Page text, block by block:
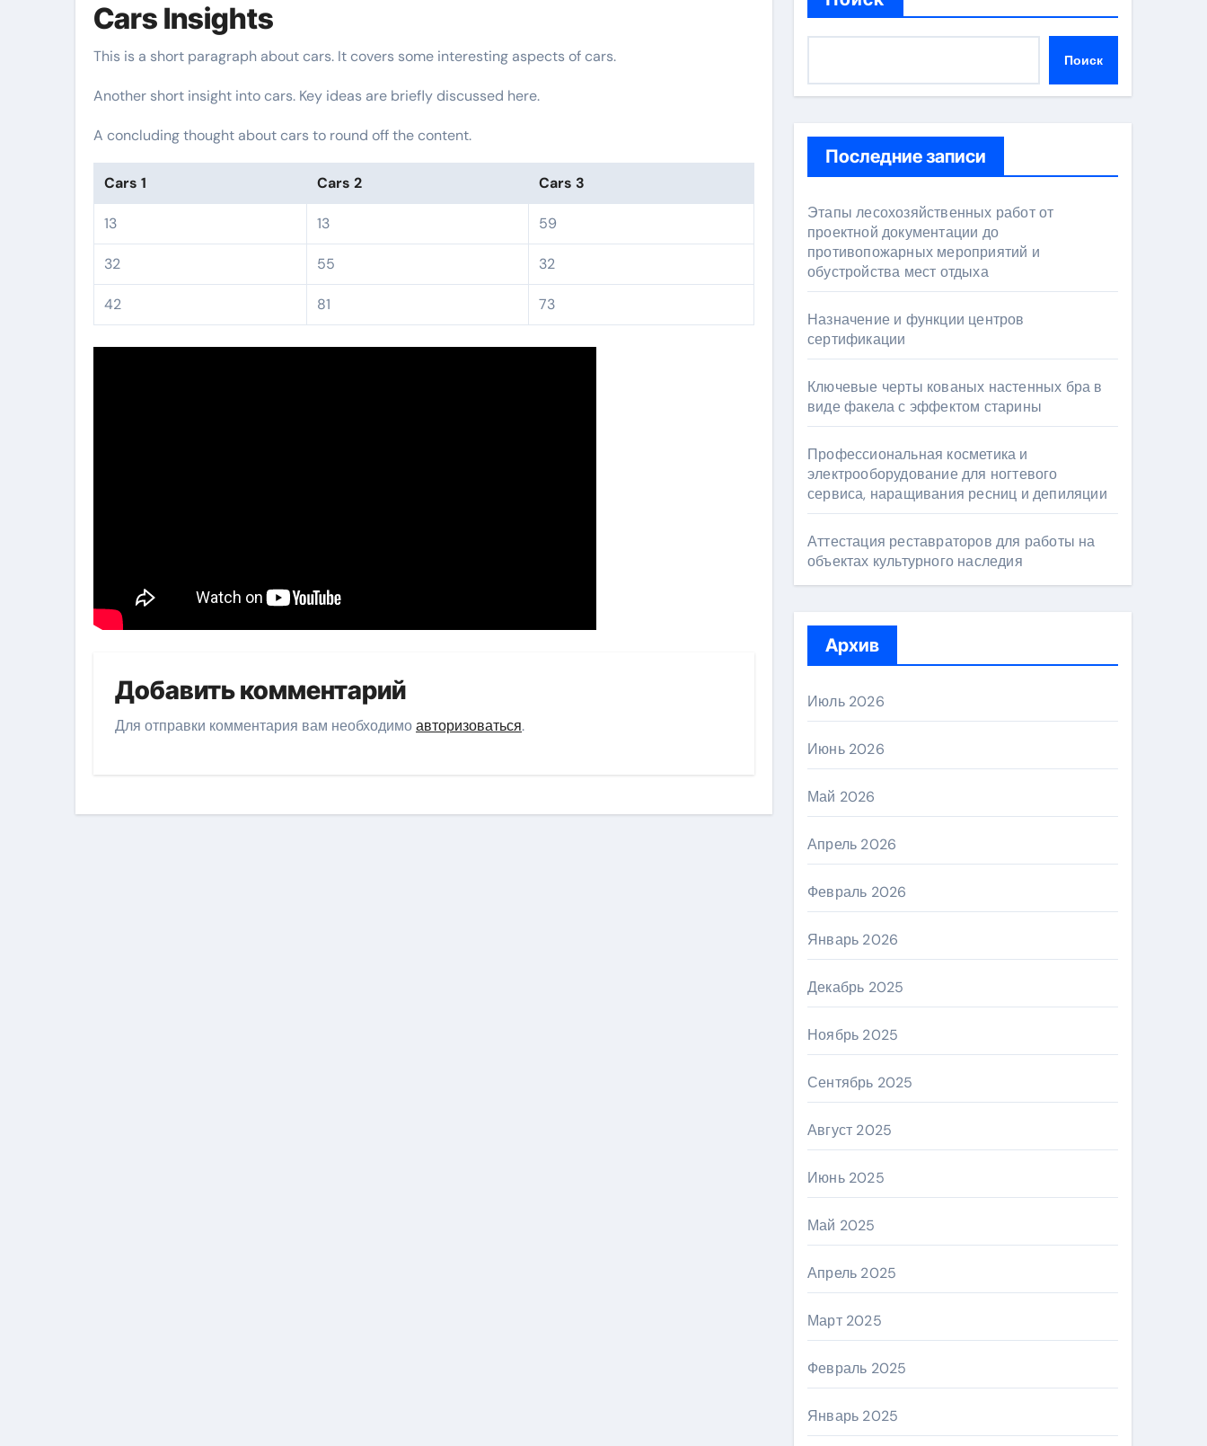
Cars Insights
This is a short paragraph about cars. It covers some interesting aspects of cars.
Another short insight into cars. Key ideas are briefly discussed here.
A concluding thought about cars to round off the content.
Cars 1 Cars 2 Cars 3
13 13 59
32 55 32
42 81 73
Добавить комментарий
Для отправки комментария вам необходимоавторизоваться.
Поиск
Последние записи
Этапы лесохозяйственных работ от
проектной документации до
противопожарных мероприятий и
обустройства мест отдыха
Назначение и функции центров
сертификации
Ключевые черты кованых настенных бра в
виде факела с эффектом старины
Профессиональная косметика и
электрооборудование для ногтевого
сервиса, наращивания ресниц и депиляции
Аттестация реставраторов для работы на
объектах культурного наследия
Архив
Июль 2026
Июнь 2026
Май 2026
Апрель 2026
Февраль 2026
Январь 2026
Декабрь 2025
Ноябрь 2025
Сентябрь 2025
Август 2025
Июнь 2025
Май 2025
Апрель 2025
Март 2025
Февраль 2025
Январь 2025